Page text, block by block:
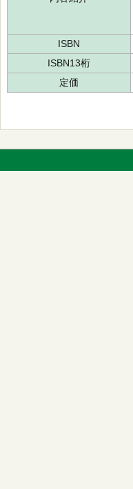
ISBN
ISBN13桁
定価